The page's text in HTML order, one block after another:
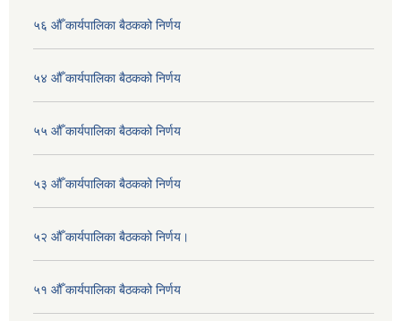
५६ औँ कार्यपालिका बैठकको निर्णय
५४ औँ कार्यपालिका बैठकको निर्णय
५५ औँ कार्यपालिका बैठकको निर्णय
५३ औँ कार्यपालिका बैठकको निर्णय
५२ औँ कार्यपालिका बैठकको निर्णय।
५१ औँ कार्यपालिका बैठकको निर्णय